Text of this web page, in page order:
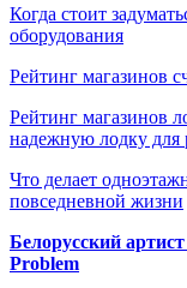
Когда стоит
оборудования
Рейтинг магазинов
Рейтинг магазинов
надежную лодку для
Что делает
повседневной жизни
Белорусский
Problem